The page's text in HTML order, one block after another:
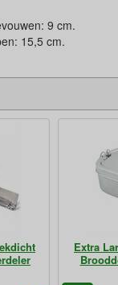
9 cm.
15,5 cm.
Extra